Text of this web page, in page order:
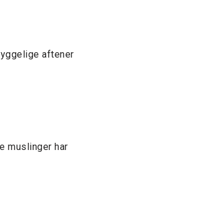
aftener
muslinger har